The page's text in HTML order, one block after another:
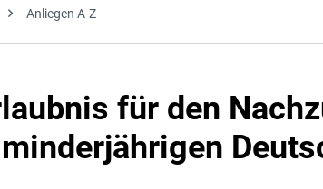
Anliegen A-Z
für den